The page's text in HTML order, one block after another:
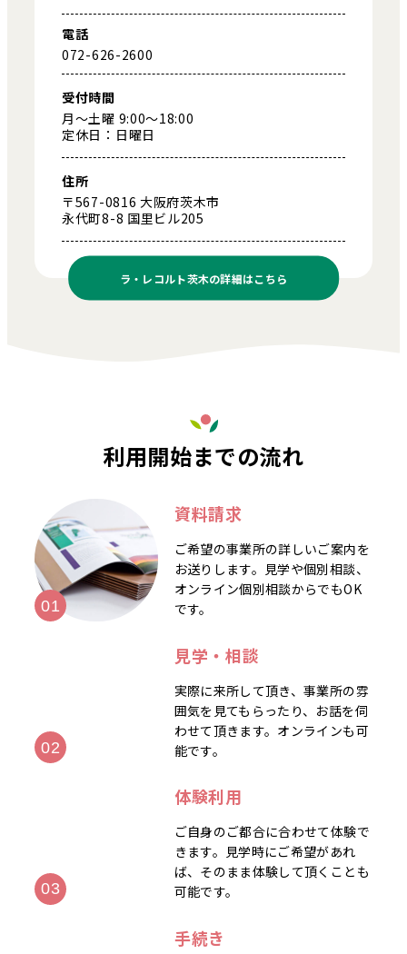
電話
072-626-2600
受付時間
月～土曜 9:00～18:00
定休日：日曜日
住所
〒567-0816 大阪府茨木市
永代町8-8 国里ビル205
ラ・レコルト茨木の詳細はこちら
利用開始までの流れ
資料請求
ご希望の事業所の詳しいご案内を
お送りします。見学や個別相談、
オンライン個別相談からでもOK
です。
見学・相談
実際に来所して頂き、事業所の雰
囲気を見てもらったり、お話を伺
わせて頂きます。オンラインも可
能です。
体験利用
ご自身のご都合に合わせて体験で
きます。見学時にご希望があれ
ば、そのまま体験して頂くことも
可能です。
手続き